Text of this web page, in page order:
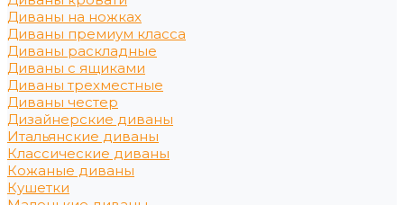
Диваны на ножках
Диваны премиум класса
Диваны раскладные
Диваны с ящиками
Диваны трехместные
Диваны честер
Дизайнерские диваны
Итальянские диваны
Классические диваны
Кожаные диваны
Кушетки